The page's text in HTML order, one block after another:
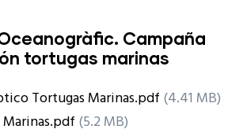
Campaña
tortugas marinas
Tortugas Marinas.pdf (4.41 MB)
(5.2 MB)